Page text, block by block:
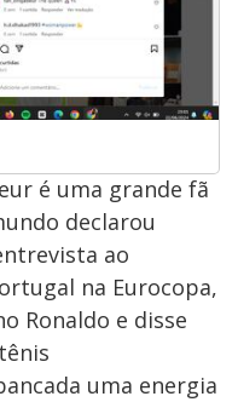
é uma grande fã
declarou
ao
na Eurocopa,
Ronaldo e disse
uma energia